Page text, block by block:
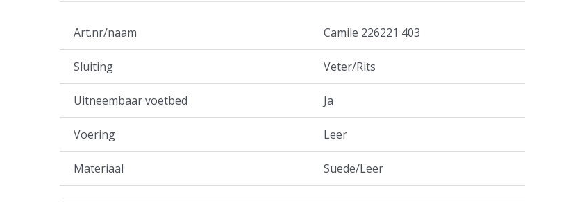
Art.nr/naam Camile 226221 403
Sluiting Veter/Rits
Uitneembaar voetbed Ja
Voering Leer
Materiaal Suede/Leer